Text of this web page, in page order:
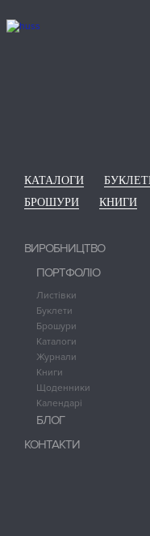
КАТАЛОГИ
БРОШУРИ
КНИГИ
ВИРОБНИЦТВО
ПОРТФОЛІО
Листівки
Буклети
Брошури
Каталоги
Журнали
Книги
Щоденники
Календарі
БЛОГ
КОНТАКТИ